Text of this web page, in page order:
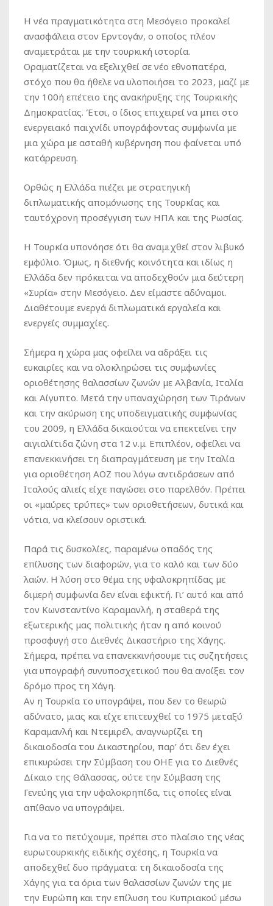
Η νέα πραγματικότητα στη Μεσόγειο προκαλεί
ανασφάλεια στον Ερντογάν, ο οποίος πλέον
αναμετράται με την τουρκική ιστορία.
Οραματίζεται να εξελιχθεί σε νέο εθνοπατέρα,
στόχο που θα ήθελε να υλοποιήσει το 2023, μαζί με
την 100ή επέτειο της ανακήρυξης της Τουρκικής
Δημοκρατίας. Έτσι, ο ίδιος επιχειρεί να μπει στο
ενεργειακό παιχνίδι υπογράφοντας συμφωνία με
μια χώρα με ασταθή κυβέρνηση που φαίνεται υπό
κατάρρευση.
Ορθώς η Ελλάδα πιέζει με στρατηγική
διπλωματικής απομόνωσης της Τουρκίας και
ταυτόχρονη προσέγγιση των ΗΠΑ και της Ρωσίας.
Η Τουρκία υπονόησε ότι θα αναμιχθεί στον λιβυκό
εμφύλιο. Όμως, η διεθνής κοινότητα και ιδίως η
Ελλάδα δεν πρόκειται να αποδεχθούν μια δεύτερη
«Συρία» στην Μεσόγειο. Δεν είμαστε αδύναμοι.
Διαθέτουμε ενεργά διπλωματικά εργαλεία και
ενεργείς συμμαχίες.
Σήμερα η χώρα μας οφείλει να αδράξει τις
ευκαιρίες και να ολοκληρώσει τις συμφωνίες
οριοθέτησης θαλασσίων ζωνών με Αλβανία, Ιταλία
και Αίγυπτο. Μετά την υπαναχώρηση των Τιράνων
και την ακύρωση της υποδειγματικής συμφωνίας
του 2009, η Ελλάδα δικαιούται να επεκτείνει την
αιγιαλίτιδα ζώνη στα 12 ν.μ. Επιπλέον, οφείλει να
επανεκκινήσει τη διαπραγμάτευση με την Ιταλία
για οριοθέτηση ΑΟΖ που λόγω αντιδράσεων από
Ιταλούς αλιείς είχε παγώσει στο παρελθόν. Πρέπει
οι «μαύρες τρύπες» των οριοθετήσεων, δυτικά και
νότια, να κλείσουν οριστικά.
Παρά τις δυσκολίες, παραμένω οπαδός της
επίλυσης των διαφορών, για το καλό και των δύο
λαών. Η λύση στο θέμα της υφαλοκρηπίδας με
διμερή συμφωνία δεν είναι εφικτή. Γι’ αυτό και από
τον Κωνσταντίνο Καραμανλή, η σταθερά της
εξωτερικής μας πολιτικής ήταν η από κοινού
προσφυγή στο Διεθνές Δικαστήριο της Χάγης.
Σήμερα, πρέπει να επανεκκινήσουμε τις συζητήσεις
για υπογραφή συνυποσχετικού που θα ανοίξει τον
δρόμο προς τη Χάγη.
Αν η Τουρκία το υπογράψει, που δεν το θεωρώ
αδύνατο, μιας και είχε επιτευχθεί το 1975 μεταξύ
Καραμανλή και Ντεμιρέλ, αναγνωρίζει τη
δικαιοδοσία του Δικαστηρίου, παρ’ ότι δεν έχει
επικυρώσει την Σύμβαση του ΟΗΕ για το Διεθνές
Δίκαιο της Θάλασσας, ούτε την Σύμβαση της
Γενεύης για την υφαλοκρηπίδα, τις οποίες είναι
απίθανο να υπογράψει.
Για να το πετύχουμε, πρέπει στο πλαίσιο της νέας
ευρωτουρκικής ειδικής σχέσης, η Τουρκία να
αποδεχθεί δυο πράγματα: τη δικαιοδοσία της
Χάγης για τα όρια των θαλασσίων ζωνών της με
την Ευρώπη και την επίλυση του Κυπριακού μέσω